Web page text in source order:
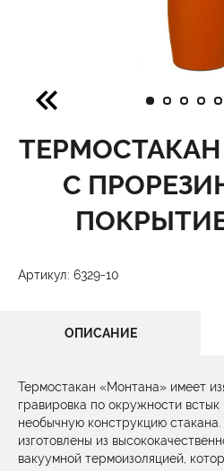
С
Артикул: 6329-10
ОПИСАНИЕ
Термостакан «Монтана» имеет
гравировка по окружности
необычную конструкцию
изготовлены из
вакуумной термоизоляцией,